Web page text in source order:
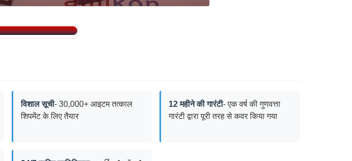
विशाल सूची- 30,000+ आइटम तत्काल
शिपमेंट के लिए तैयार
12 महीने की गारंटी- एक वर्ष की गुणवत्ता
गारंटी द्वारा पूरी तरह से कवर किया गया